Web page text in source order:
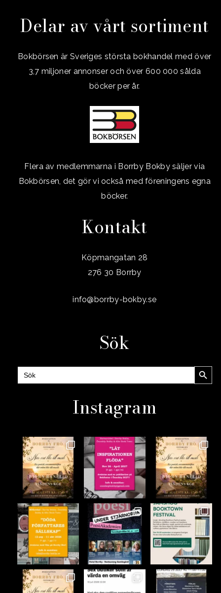
Delar av vårt sortiment
Bokbörsen är Sveriges största bokhandel med över
3,7 miljoner annonser och över 600 000 sålda
böcker per år.
Flera av medlemmarna i Borrby Bokby säljer via
Bokbörsen, det gör vi också med föreningens egna
böcker.
Kontakt
Köpmangatan 28
276 30 Borrby
info@borrby-bokby.se
Sök
Sök
efter:
Instagram